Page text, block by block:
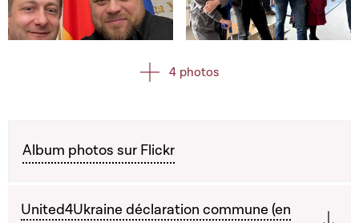
Open image in gallery Open image in gallery
4 photos
Album photos sur Flickr
United4Ukraine déclaration commune (en